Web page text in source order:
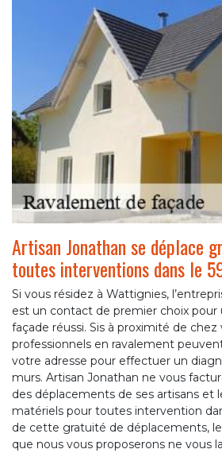
Artisan Jonathan se déplace
toutes interventions dans le
Si vous résidez à Wattignies,
est un contact de premier choix pour
façade réussi. Sis à proximité de chez
professionnels en ravalement
votre adresse pour effectuer un
murs. Artisan Jonathan ne vous
des déplacements de ses artisans et
matériels pour toutes intervention
de cette gratuité de déplacements,
que nous vous proposerons ne vous